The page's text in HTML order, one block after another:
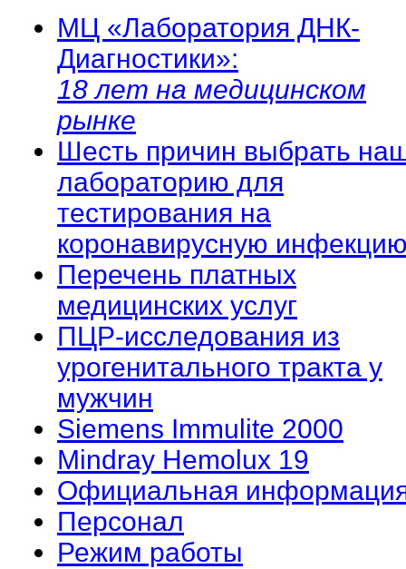
МЦ «Лаборатория ДНК-
Диагностики»:
18 лет на медицинском
рынке
Шесть причин выбрать
лабораторию для
тестирования на
коронавирусную
Перечень платных
медицинских услуг
ПЦР-исследования из
урогенитального тракта у
мужчин
Siemens Immulite 2000
Mindray Hemolux 19
Официальная
Персонал
Режим работы